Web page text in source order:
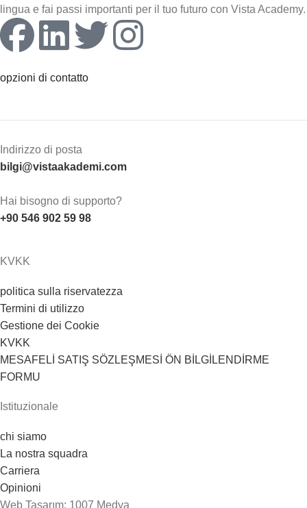
lingua e fai passi importanti per il tuo futuro con Vista Academy.
opzioni di contatto
Indirizzo di posta
bilgi@vistaakademi.com
Hai bisogno di supporto?
+90 546 902 59 98
KVKK
politica sulla riservatezza
Termini di utilizzo
Gestione dei Cookie
KVKK
MESAFELİ SATIŞ SÖZLEŞMESİ ÖN BİLGİLENDİRME
FORMU
Istituzionale
chi siamo
La nostra squadra
Carriera
Opinioni
Web Tasarım: 1007 Medya